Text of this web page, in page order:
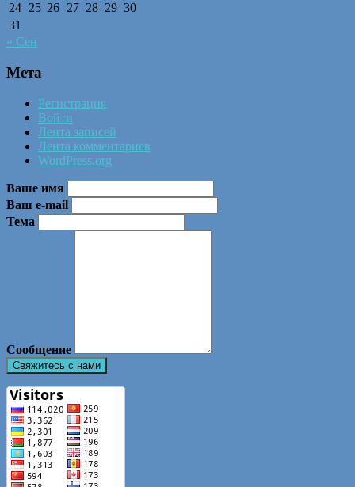
24 25 26 27 28 29 30
31
« Сен
Мета
Регистрация
Войти
Лента записей
Лента комментариев
WordPress.org
Ваше имя
Ваш e-mail
Тема
Сообщение